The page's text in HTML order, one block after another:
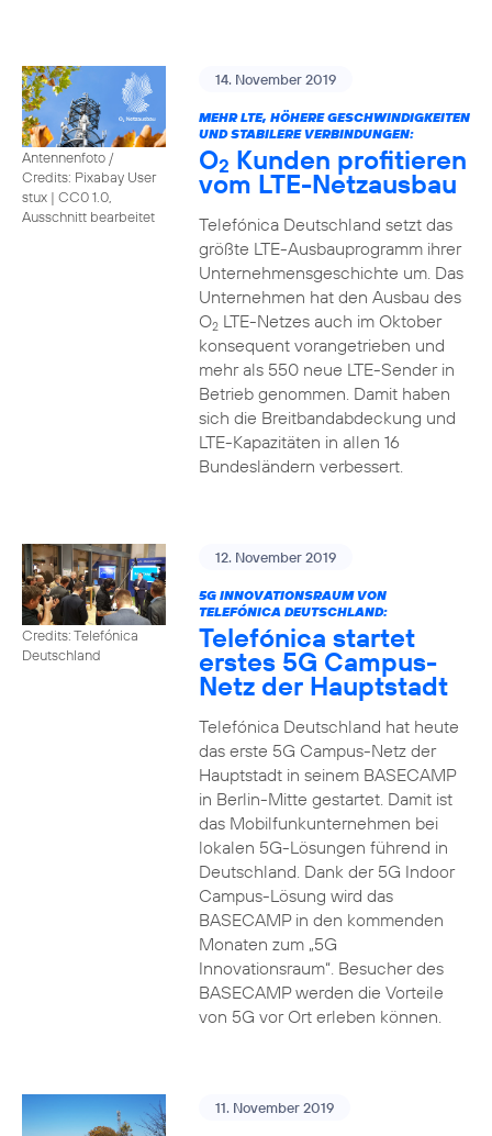
Antennenfoto /
Credits: Pixabay User
stux | CC0 1.0,
Ausschnitt bearbeitet
14. November 2019
MEHR LTE, HÖHERE GESCHWINDIGKEITEN
UND STABILERE VERBINDUNGEN:
O2 Kunden profitieren
vom LTE-Netzausbau
Telefónica Deutschland setzt das
größte LTE-Ausbauprogramm ihrer
Unternehmensgeschichte um. Das
Unternehmen hat den Ausbau des
O2LTE-Netzes auch im Oktober
konsequent vorangetrieben und
mehr als 550 neue LTE-Sender in
Betrieb genommen. Damit haben
sich die Breitbandabdeckung und
LTE-Kapazitäten in allen 16
Bundesländern verbessert.
Credits: Telefónica
Deutschland
12. November 2019
5G INNOVATIONSRAUM VON
TELEFÓNICA DEUTSCHLAND:
Telefónica startet
erstes 5G Campus-
Netz der Hauptstadt
Telefónica Deutschland hat heute
das erste 5G Campus-Netz der
Hauptstadt in seinem BASECAMP
in Berlin-Mitte gestartet. Damit ist
das Mobilfunkunternehmen bei
lokalen 5G-Lösungen führend in
Deutschland. Dank der 5G Indoor
Campus-Lösung wird das
BASECAMP in den kommenden
Monaten zum „5G
Innovationsraum“. Besucher des
BASECAMP werden die Vorteile
von 5G vor Ort erleben können.
11. November 2019